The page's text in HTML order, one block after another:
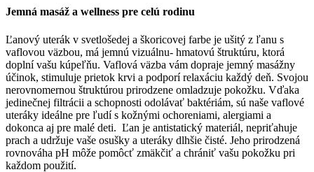
Jemná masáž a wellness pre celú rodinu
Ľanový uterák v svetlošedej a škoricovej farbe je ušitý z ľanu s
vaflovou väzbou, má jemnú vizuálnu- hmatovú štruktúru, ktorá
doplní vašu kúpeľňu. Vaflová väzba vám dopraje jemný masážny
účinok, stimuluje prietok krvi a podporí relaxáciu každý deň. Svojou
nerovnomernou štruktúrou prirodzene omladzuje pokožku. Vďaka
jedinečnej filtrácii a schopnosti odolávať baktériám, sú naše vaflové
uteráky ideálne pre ľudí s kožnými ochoreniami, alergiami a
dokonca aj pre malé deti. Ľan je antistatický materiál, nepriťahuje
prach a udržuje vaše osušky a uteráky dlhšie čisté. Jeho prirodzená
rovnováha pH môže pomôcť zmäkčiť a chrániť vašu pokožku pri
každom použití.